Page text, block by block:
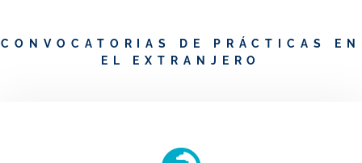
CONVOCATORIAS DE PRÁCTICAS EN
EL EXTRANJERO